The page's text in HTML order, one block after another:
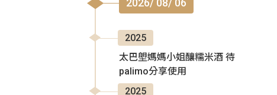
2026/ 08/ 06
2025
太巴塱媽媽小姐釀糯米酒 待
palimo分享使用
2025